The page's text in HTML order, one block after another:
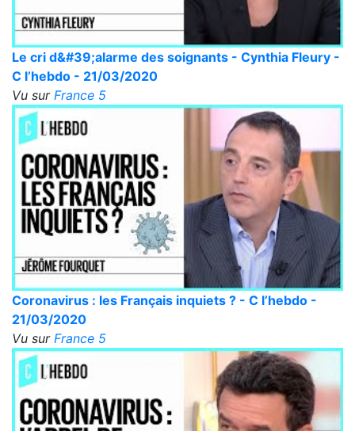
Le cri d&#39;alarme des soignants - Cynthia Fleury -
C l’hebdo - 21/03/2020
Vu sur France 5
Coronavirus : les Français inquiets ? - C l’hebdo -
21/03/2020
Vu sur France 5